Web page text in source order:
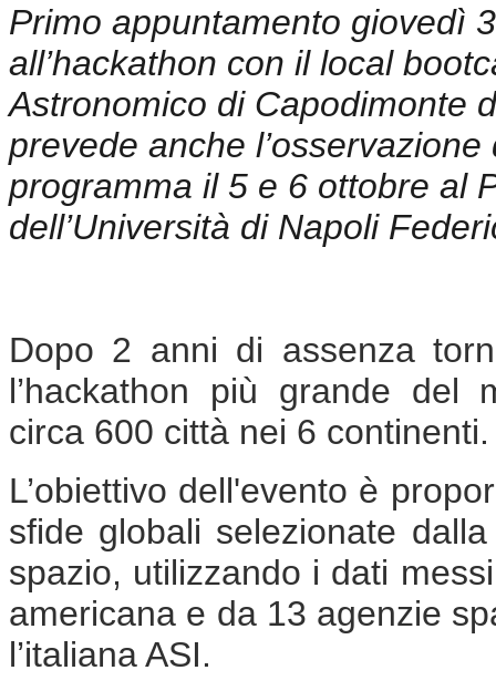
Primo appuntamento giovedì
all’hackathon con il local
Astronomico di Capodimonte
prevede anche
programma il 5 e 6 ottobre al
dell’Università di Napoli
Dopo 2 anni di assenza
l’hackathon più grande del
circa 600 città nei 6
L’obiettivo dell'evento è
sfide globali selezionate
spazio, utilizzando i dati
americana e da 13 agenzie
l’italiana ASI.